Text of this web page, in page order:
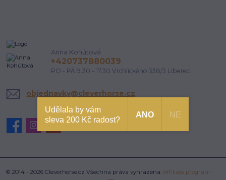
Anna Kohútová
+420737880039
PO - PÁ 9.30 - 17.30 Vrchlického 338/3 Liberec
objednavky@cleverhorse.cz
© 2014 - 2026 Cleverhorse.cz Všechna práva vyhrazena.Affiliate program
Udělala by vám
sleva 200 Kč radost?
ANO NE